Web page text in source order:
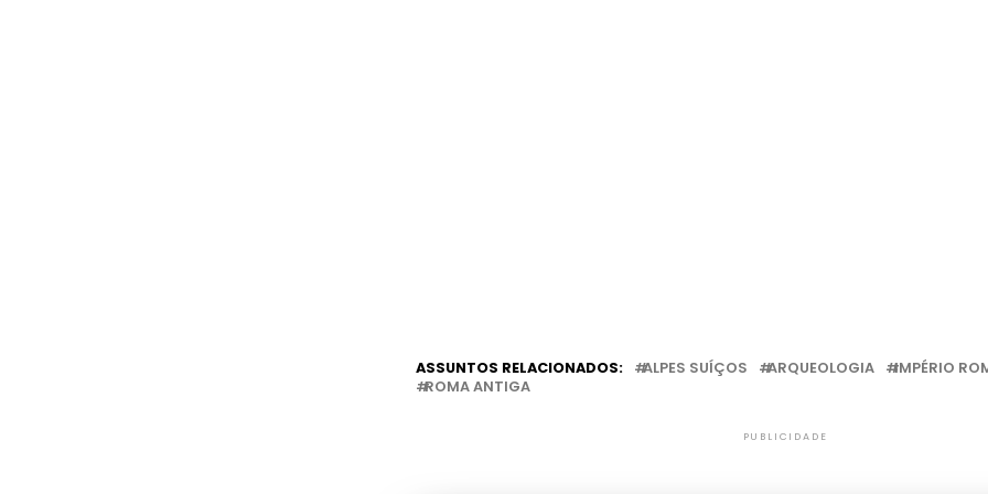
ASSUNTOS RELACIONADOS: ALPES SUÍÇOS ARQUEOLOGIA IMPÉRIO
ROMA ANTIGA
PUBLICIDADE